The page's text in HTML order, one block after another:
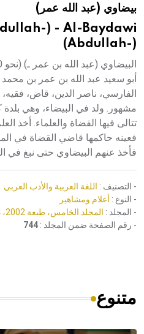
هيئة الموسوعة العربية تطلق
بيضاوي (عبد الله عمر)
) - Al-Baydawi
(Abdullah-)
أبو سعيد عبد الله بن عمر بن
الفارسي، ناصر الدين، قاض،
مشهور. ولد في البيضاء، وهي
تتالى فيها القضاة والعلماء. أخذ
فعينه حاكمها قاضي القضاة في
فأخذ عنهم البيضاوي حتى نبغ في
- التصنيف : اللغة العربية والأدب العربي
- النوع : أعلام ومشاهير
- المجلد : المجلد الخامس، طبعة 2002، دمشق
- رقم الصفحة ضمن المجلد : 744
متنوع